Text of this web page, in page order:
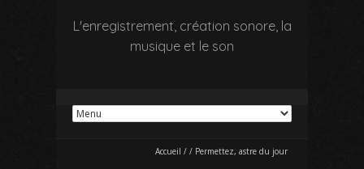
L'enregistrement, création sonore, la
musique et le son
Accueil / / Permettez, astre du jour